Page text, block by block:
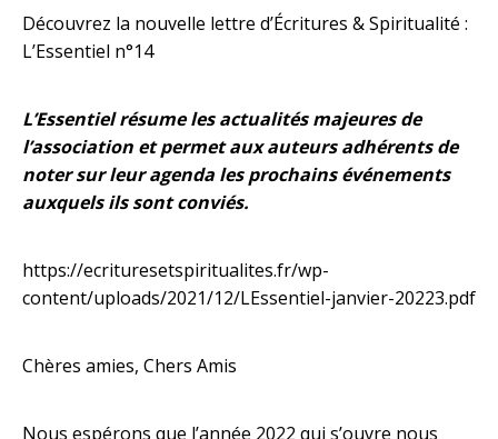
Découvrez la nouvelle lettre d’Écritures & Spiritualité :
L’Essentiel n°14
L’Essentiel résume les actualités majeures de
l’association et permet aux auteurs adhérents de
noter sur leur agenda les prochains événements
auxquels ils sont conviés.
https://ecrituresetspiritualites.fr/wp-
content/uploads/2021/12/LEssentiel-janvier-20223.pdf
Chères amies, Chers Amis
Nous espérons que l’année 2022 qui s’ouvre nous